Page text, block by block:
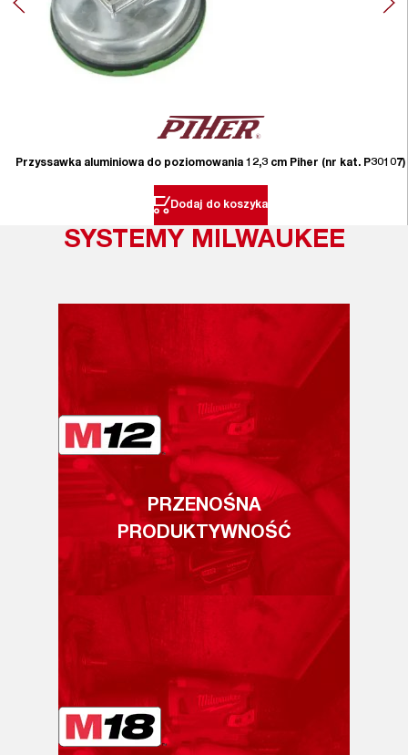
Przyssawka aluminiowa do poziomowania 12,3 cm Piher (nr kat. P30107)
Dodaj do koszyka
SYSTEMY MILWAUKEE
PRZENOŚNA
PRODUKTYWNOŚĆ